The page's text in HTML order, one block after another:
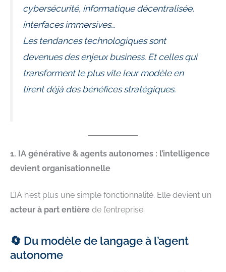
cybersécurité, informatique décentralisée,
interfaces immersives…
Les tendances technologiques sont
devenues des enjeux business. Et celles qui
transforment le plus vite leur modèle en
tirent déjà des bénéfices stratégiques.
1. IA générative & agents autonomes : l’intelligence
devient organisationnelle
L’IA n’est plus une simple fonctionnalité. Elle devient un
acteur à part entière de l’entreprise.
🔄 Du modèle de langage à l’agent
autonome